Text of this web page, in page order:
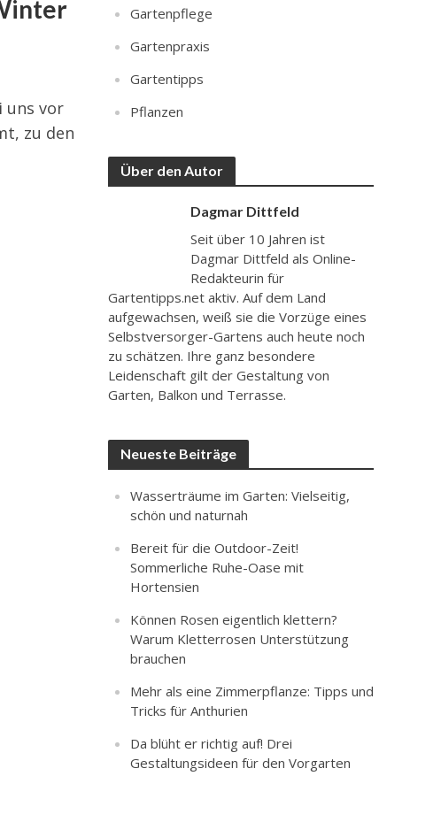
uns vor
zu den
Gartenpflege
Gartenpraxis
Gartentipps
Pflanzen
Über den Autor
Dagmar Dittfeld
Seit über 10 Jahren ist
Dagmar Dittfeld als Online-
Redakteurin für
Gartentipps.net aktiv. Auf dem Land
aufgewachsen, weiß sie die Vorzüge eines
Selbstversorger-Gartens auch heute noch
zu schätzen. Ihre ganz besondere
Leidenschaft gilt der Gestaltung von
Garten, Balkon und Terrasse.
Neueste Beiträge
Wasserträume im Garten: Vielseitig,
schön und naturnah
Bereit für die Outdoor-Zeit!
Sommerliche Ruhe-Oase mit
Hortensien
Können Rosen eigentlich klettern?
Warum Kletterrosen Unterstützung
brauchen
Mehr als eine Zimmerpflanze: Tipps und
Tricks für Anthurien
Da blüht er richtig auf! Drei
Gestaltungsideen für den Vorgarten